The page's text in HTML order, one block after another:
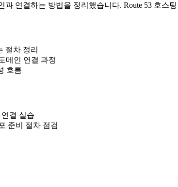
연결하는 방법을 정리했습니다. Route 53 호스
절차 정리
메인 연결 과정
흐름
결 실습
준비 절차 점검